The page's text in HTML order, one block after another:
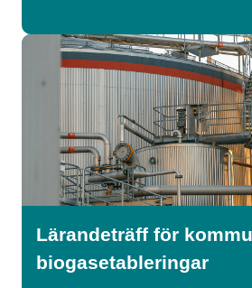
Lärandeträff för
biogasetableringar